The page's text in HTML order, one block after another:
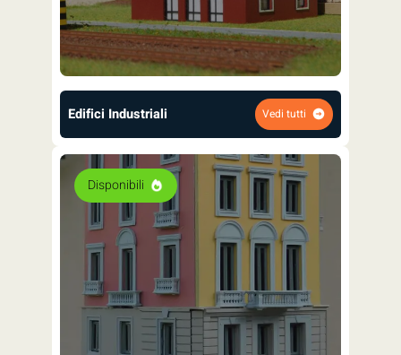
Edifici Industriali Vedi tutti
Disponibili